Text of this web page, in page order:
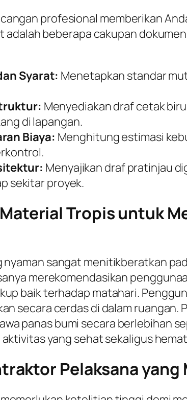
profesional memberikan
adalah beberapa cakupan
Syarat: Menetapkan standar
Menyediakan draf cetak
di lapangan.
Biaya: Menghitung estimasi
Menyajikan draf pratinjau
sekitar proyek.
Tropis untuk
sangat menitikberatkan
merekomendasikan
baik terhadap matahari.
secara cerdas di dalam
panas bumi secara berlebihan
yang sehat sekaligus
Pelaksana